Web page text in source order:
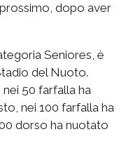
dopo aver
Seniores, è
del Nuoto.
50 farfalla ha
nei 100 farfalla ha
dorso ha nuotato